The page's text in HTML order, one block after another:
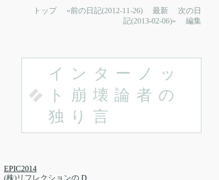
トップ «前の日記(2012-11-26) 最新
次の日
記(2013-02-06)»
編集
インターノッ
ト崩壊論者の
独り言
EPIC2014
(株)リフレクションの D